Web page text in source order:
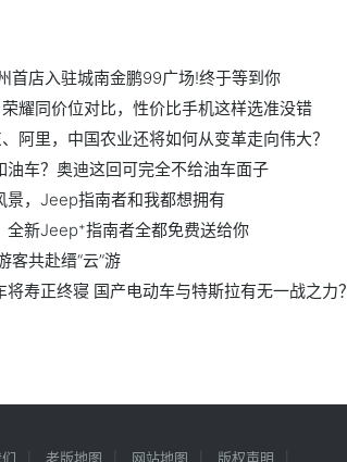
首店入驻城南金鹏99广场!终于等到你
耀同价位对比，性价比手机这样选准没错
、阿里，中国农业还将如何从变革走向伟大？
油车？奥迪这回可完全不给油车面子
景，Jeep指南者和我都想拥有
全新Jeep⁺指南者全都免费送给你
客共赴缙“云”游
寿正终寝 国产电动车与特斯拉有无一战之力？
老版地图 网站地图 版权声明